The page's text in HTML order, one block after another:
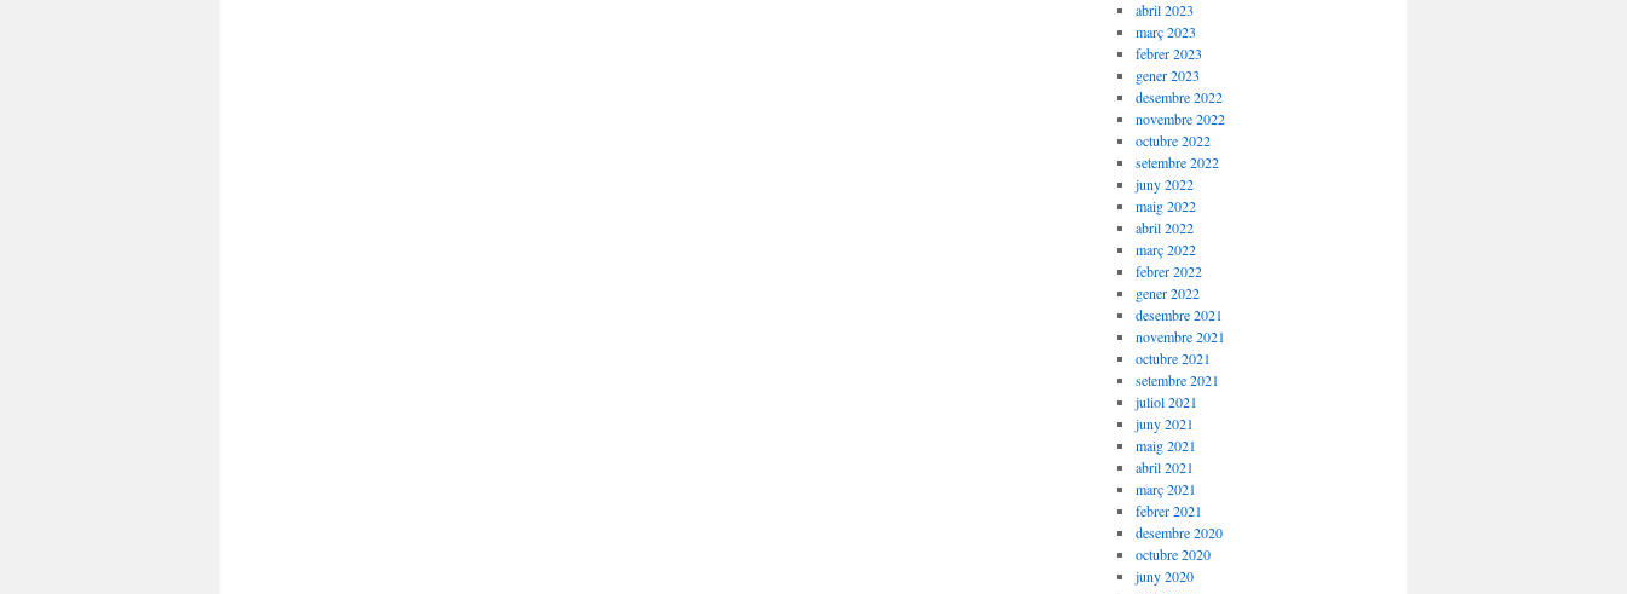
abril 2023
març 2023
febrer 2023
gener 2023
desembre 2022
novembre 2022
octubre 2022
setembre 2022
juny 2022
maig 2022
abril 2022
març 2022
febrer 2022
gener 2022
desembre 2021
novembre 2021
octubre 2021
setembre 2021
juliol 2021
juny 2021
maig 2021
abril 2021
març 2021
febrer 2021
desembre 2020
octubre 2020
juny 2020